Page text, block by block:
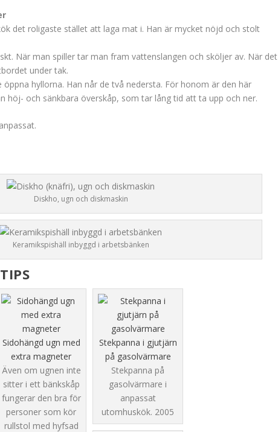
det roligaste stället att laga mat i. Han är mycket nöjd och stolt
När man spiller tar man fram vattenslangen och sköljer av. När det
under tak.
öppna hyllorna. Han når de två nedersta. För honom är den här
höj- och sänkbara överskåp, som tar lång tid att ta upp och ner.
Diskho, ugn och diskmaskin
Keramikspishäll inbyggd i arbetsbänken
Sidohängd ugn med
extra magneter
Även om ugnen inte
sitter i ett bänkskåp
fungerar den bra för
personer som kör
rullstol med hyfsad
Stekpanna i gjutjärn
på gasolvärmare
Stekpanna på
gasolvärmare i
anpassat
utomhuskök. 2005